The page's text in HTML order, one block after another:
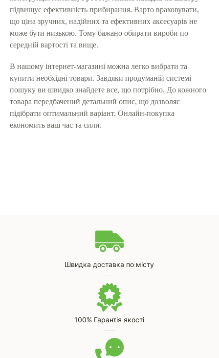
підвищує ефективність прибирання. Варто враховувати,
що ціна зручних, надійних та ефективних аксесуарів не
може бути низькою. Тому бажано обирати вироби по
середній вартості та вище.
В нашому інтернет-магазині можна легко вибрати та
купити необхідні товари. Завдяки продуманій системі
пошуку ви швидко знайдете все, що потрібно. До кожного
товара передбачений детальний опис, що дозволяє
підібрати оптимальний варіант. Онлайн-покупка
економить ваш час та сили.
Швидка доставка по місту
100% Гарантія якості